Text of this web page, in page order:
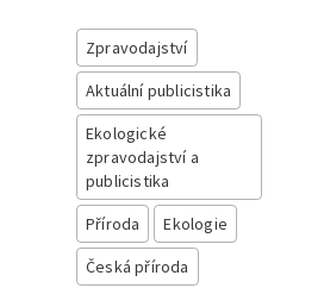
Zpravodajství
Aktuální publicistika
Ekologické
zpravodajství a
publicistika
Příroda
Ekologie
Česká příroda